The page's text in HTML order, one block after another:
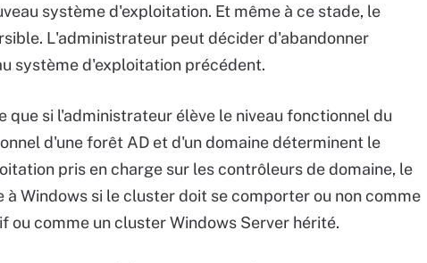
système d'exploitation. Et même à ce stade, le
L'administrateur peut décider d'abandonner
système d'exploitation précédent.
que si l'administrateur élève le niveau fonctionnel du
d'une forêt AD et d'un domaine déterminent le
pris en charge sur les contrôleurs de domaine, le
Windows si le cluster doit se comporter ou non comme
ou comme un cluster Windows Server hérité.